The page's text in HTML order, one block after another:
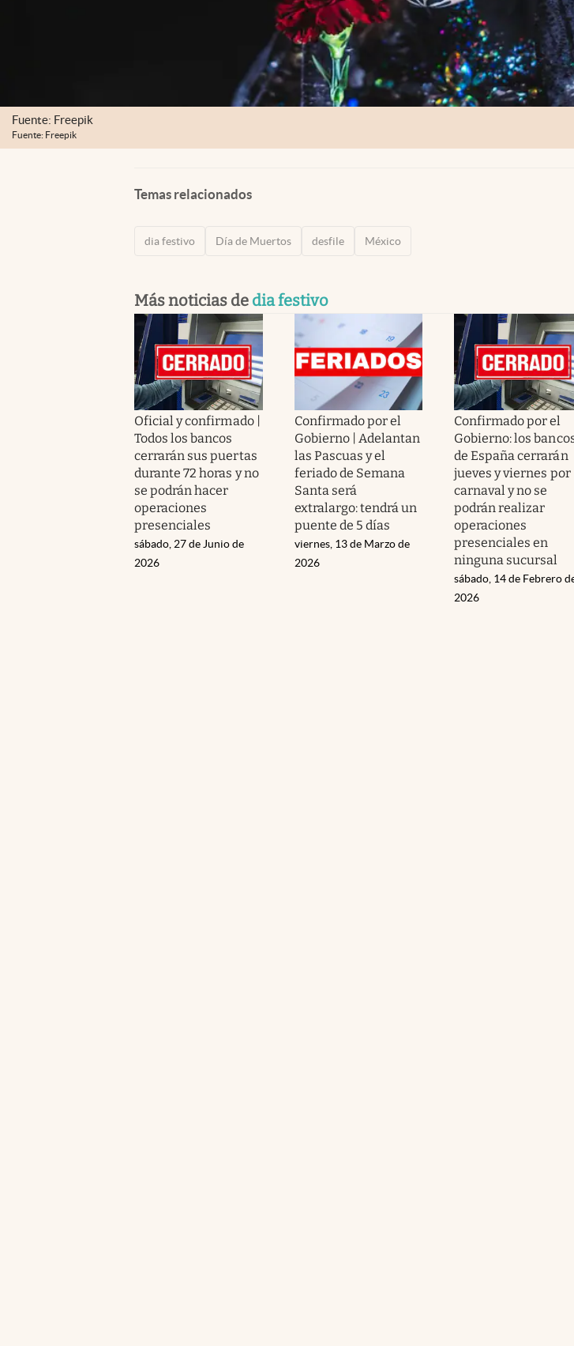
Fuente: Freepik
Fuente: Freepik
Temas relacionados
dia festivo Día de Muertos desfile México
Más noticias de dia festivo
Oficial y confirmado |
Todos los bancos
cerrarán sus puertas
durante 72 horas y no
se podrán hacer
operaciones
presenciales
sábado, 27 de Junio de
2026
Confirmado por el
Gobierno | Adelantan
las Pascuas y el
feriado de Semana
Santa será
extralargo: tendrá un
puente de 5 días
viernes, 13 de Marzo de
2026
Confirmado por el
Gobierno: los
de España cerrarán
jueves y viernes por
carnaval y no se
podrán realizar
operaciones
presenciales en
ninguna sucursal
sábado, 14 de Febrero
2026